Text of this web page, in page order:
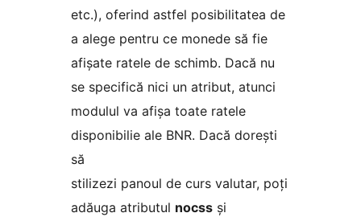
etc.), oferind astfel posibilitatea de
a alege pentru ce monede să fie
afișate ratele de schimb. Dacă nu
se specifică nici un atribut, atunci
modulul va afișa toate ratele
disponibilie ale BNR. Dacă dorești
să
stilizezi panoul de curs valutar, poți
adăuga atributul nocss și